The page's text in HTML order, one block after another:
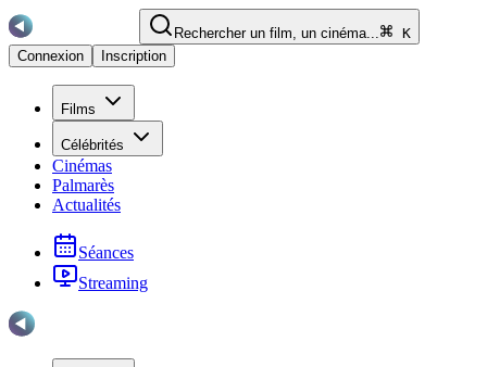
Rechercher un film, un cinéma...
K
Connexion
Inscription
Films
Célébrités
Cinémas
Palmarès
Actualités
Séances
Streaming